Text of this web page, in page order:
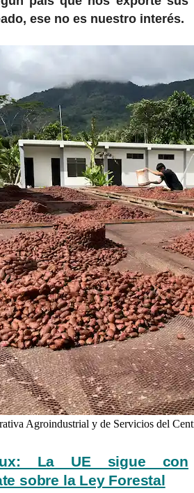
ese no es nuestro interés.
Agroindustrial y de Servicios del
La UE sigue con
sobre la Ley Forestal